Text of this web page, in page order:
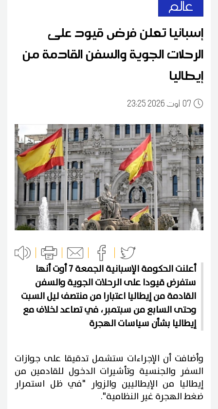
عالم
إسبانيا تعلن فرض قيود على
الرحلات الجوية والسفن القادمة من
إيطاليا
0723:25 2026 أوت
أعلنت الحكومة الإسبانية الجمعة 7 أوت أنها
ستفرض قيودا على الرحلات الجوية والسفن
القادمة من إيطاليا اعتبارا من منتصف ليل السبت
وحتى السابع من سبتمبر، في تصاعد لخلاف مع
إيطاليا بشأن سياسات الهجرة
وأضافت أن الإجراءات ستشمل تدقيقا على جوازات
السفر والجنسية وتأشيرات الدخول للقادمين من
إيطاليا من الإيطاليين والزوار "في ظل استمرار
ضغط الهجرة غير النظامية".